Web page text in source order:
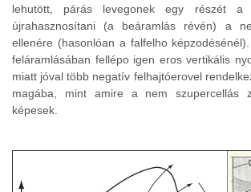
lehutött, párás levegonek egy részét a
újrahasznosítani (a beáramlás révén) a
ellenére (hasonlóan a falfelho
feláramlásában fellépo igen eros vertikális
miatt jóval több negatív felhajtóerovel
magába, mint amire a nem szupercellás
képesek.